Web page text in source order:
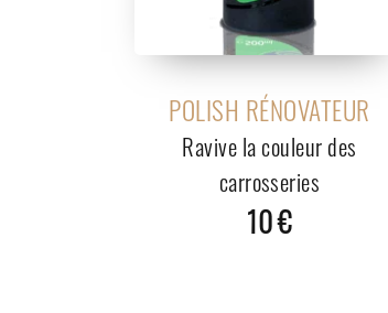
POLISH RÉNOVATEUR
Ravive la couleur des
carrosseries
10 €